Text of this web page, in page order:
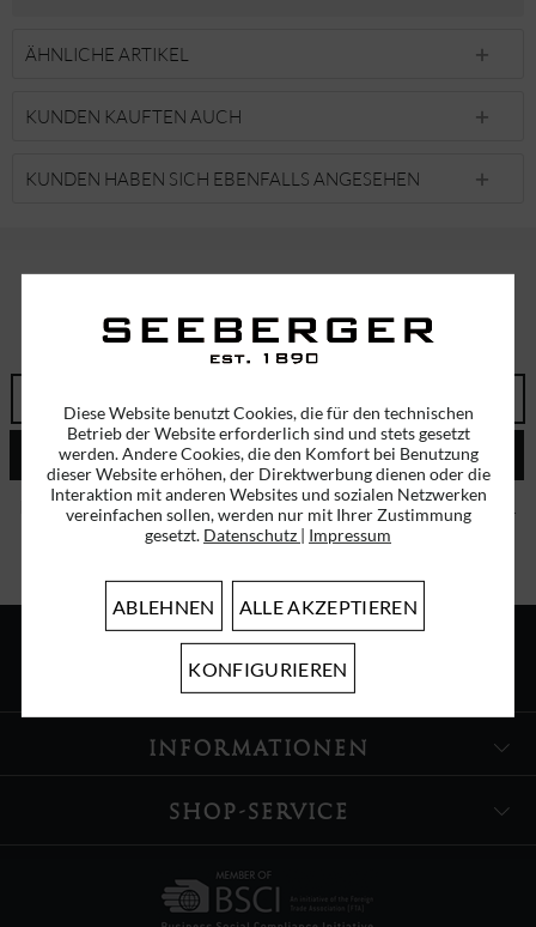
ÄHNLICHE ARTIKEL
KUNDEN KAUFTEN AUCH
KUNDEN HABEN SICH EBENFALLS ANGESEHEN
ABONNIEREN SIE UNSEREN NEWSLETTER!
ERHALTEN SIE EINMALIG EINEN 5 EURO GUTSCHEIN
ABSENDEN
Ich habe dieDatenschutzbestimmungenzur Kenntnis genommen.
ÜBER UNS
INFORMATIONEN
SHOP-SERVICE
Diese Website benutzt Cookies, die für den technischen
Betrieb der Website erforderlich sind und stets gesetzt
werden. Andere Cookies, die den Komfort bei Benutzung
dieser Website erhöhen, der Direktwerbung dienen oder die
Interaktion mit anderen Websites und sozialen Netzwerken
vereinfachen sollen, werden nur mit Ihrer Zustimmung
gesetzt. Datenschutz | Impressum
ABLEHNEN ALLE AKZEPTIEREN
KONFIGURIEREN